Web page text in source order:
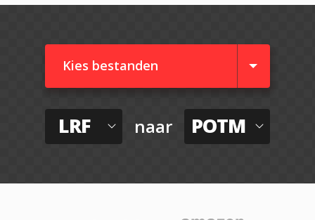
Kies bestanden
LRF naar POTM